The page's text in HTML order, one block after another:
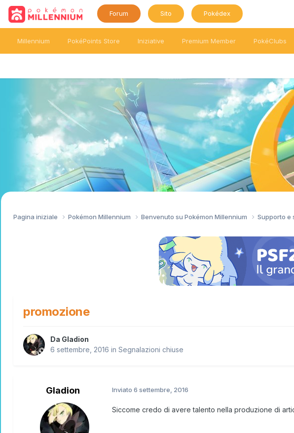
Forum Sito Pokédex
Millennium PokéPoints Store Iniziative Premium Member PokéClubs
Pagina iniziale Pokémon Millennium Benvenuto su Pokémon Millennium Supporto e
promozione
Da Gladion
6 settembre, 2016 in Segnalazioni chiuse
Gladion Inviato 6 settembre, 2016
Siccome credo di avere talento nella produzione di